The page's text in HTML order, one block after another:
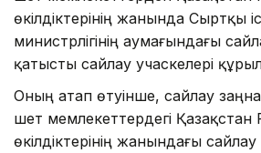
өкілдіктерінің жанында Сыртқы
министрлігінің аумағындағы
қатысты сайлау учаскелері
Оның атап өтуінше, сайлау
шет мемлекеттердегі Қазақстан
өкілдіктерінің жанындағы сайлау